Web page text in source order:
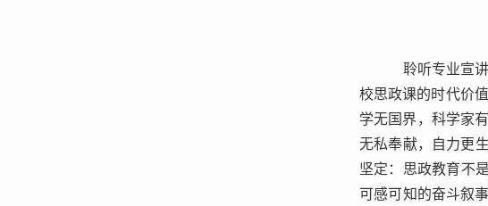
聆听专业宣讲
校思政课的时代价
学无国界，科学家
无私奉献，自力更
坚定：思政教育不
可感可知的奋斗叙